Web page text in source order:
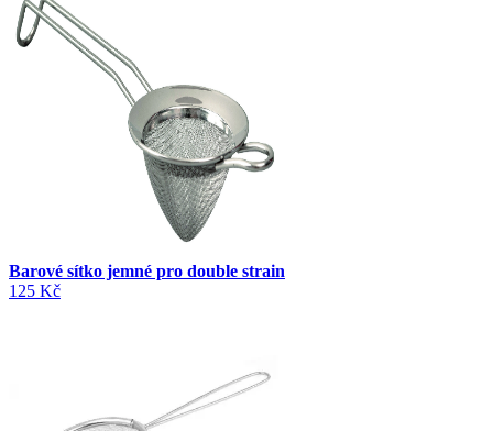
Barové sítko jemné pro double strain
125 Kč